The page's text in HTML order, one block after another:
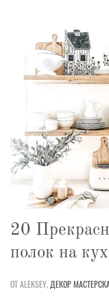
20
полок на
ОТ ALEKSEY, ДЕКОР